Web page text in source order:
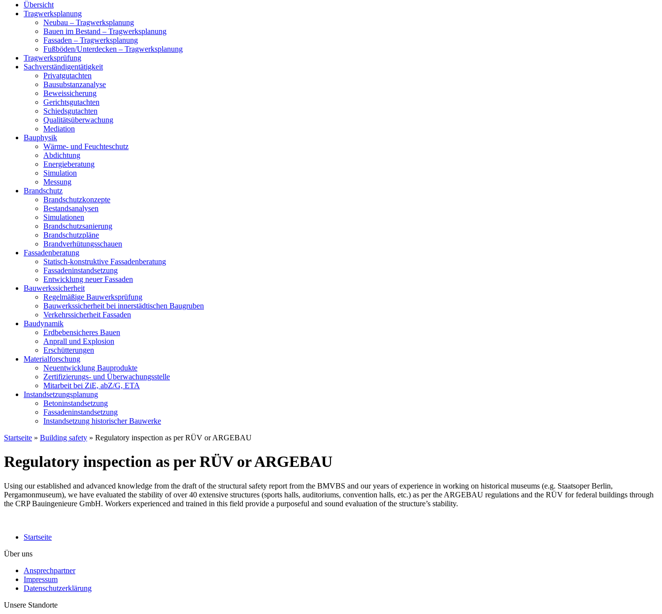
Übersicht
Tragwerksplanung
Neubau – Tragwerksplanung
Bauen im Bestand – Tragwerksplanung
Fassaden – Tragwerksplanung
Fußböden/Unterdecken – Tragwerksplanung
Tragwerksprüfung
Sachverständigentätigkeit
Privatgutachten
Bausubstanzanalyse
Beweissicherung
Gerichtsgutachten
Schiedsgutachten
Qualitätsüberwachung
Mediation
Bauphysik
Wärme- und Feuchteschutz
Abdichtung
Energieberatung
Simulation
Messung
Brandschutz
Brandschutzkonzepte
Bestandsanalysen
Simulationen
Brandschutzsanierung
Brandschutzpläne
Brandverhütungsschauen
Fassadenberatung
Statisch-konstruktive Fassadenberatung
Fassadeninstandsetzung
Entwicklung neuer Fassaden
Bauwerkssicherheit
Regelmäßige Bauwerksprüfung
Bauwerkssicherheit bei innerstädtischen Baugruben
Verkehrssicherheit Fassaden
Baudynamik
Erdbebensicheres Bauen
Anprall und Explosion
Erschütterungen
Materialforschung
Neuentwicklung Bauprodukte
Zertifizierungs- und Überwachungsstelle
Mitarbeit bei ZiE, abZ/G, ETA
Instandsetzungsplanung
Betoninstandsetzung
Fassadeninstandsetzung
Instandsetzung historischer Bauwerke
Startseite » Building safety » Regulatory inspection as per RÜV or ARGEBAU
Regulatory inspection as per RÜV or ARGEBAU
Using our established and advanced knowledge from the draft of the structural safety report from the BMVBS and our years of experience in working on historical museums (e.g. Staatsoper Berlin,
Pergamonmuseum), we have evaluated the stability of over 40 extensive structures (sports halls, auditoriums, convention halls, etc.) as per the ARGEBAU regulations and the RÜV for federal buildings through
the CRP Bauingenieure GmbH. Workers experienced and trained in this field provide a purposeful and sound evaluation of the structure’s stability.
Startseite
Über uns
Ansprechpartner
Impressum
Datenschutzerklärung
Unsere Standorte